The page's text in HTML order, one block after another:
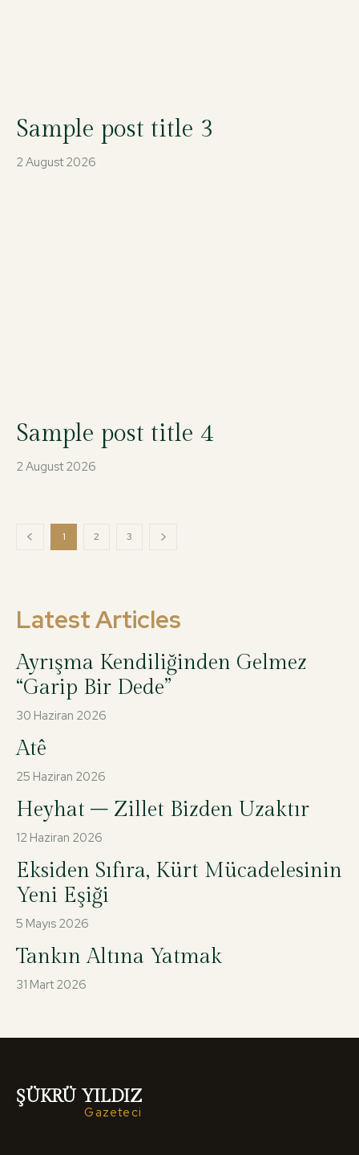
Sample post title 3
2 August 2026
Sample post title 4
2 August 2026
1 2 3
Latest Articles
Ayrışma Kendiliğinden Gelmez
“Garip Bir Dede”
30 Haziran 2026
Atê
25 Haziran 2026
Heyhat – Zillet Bizden Uzaktır
12 Haziran 2026
Eksiden Sıfıra, Kürt Mücadelesinin
Yeni Eşiği
5 Mayıs 2026
Tankın Altına Yatmak
31 Mart 2026
ŞÜKRÜ YILDIZ
Gazeteci